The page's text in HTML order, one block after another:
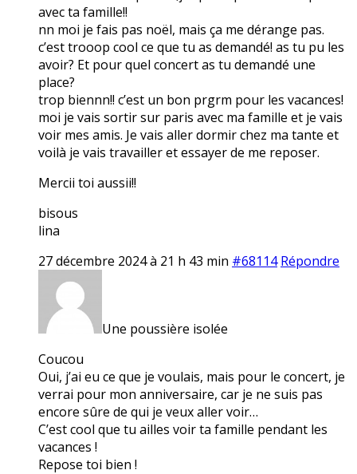
avec ta famille!!
nn moi je fais pas noël, mais ça me dérange pas.
c’est trooop cool ce que tu as demandé! as tu pu les
avoir? Et pour quel concert as tu demandé une
place?
trop biennn!! c’est un bon prgrm pour les vacances!
moi je vais sortir sur paris avec ma famille et je vais
voir mes amis. Je vais aller dormir chez ma tante et
voilà je vais travailler et essayer de me reposer.
Mercii toi aussii!!
bisous
lina
27 décembre 2024 à 21 h 43 min #68114 Répondre
Une poussière isolée
Coucou
Oui, j’ai eu ce que je voulais, mais pour le concert, je
verrai pour mon anniversaire, car je ne suis pas
encore sûre de qui je veux aller voir…
C’est cool que tu ailles voir ta famille pendant les
vacances !
Repose toi bien !